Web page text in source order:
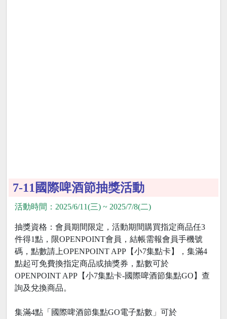
7-11國際啤酒節抽獎活動
活動時間：2025/6/11(三) ~ 2025/7/8(二)
抽獎資格：會員期間限定，活動期間購買指定商品任3
件得1點，限OPENPOINT會員，結帳需報會員手機號
碼，點數請上OPENPOINT APP【小7集點卡】，集滿4
點起可免費換指定商品或抽獎券，點數可於
OPENPOINT APP【小7集點卡-國際啤酒節集點GO】查
詢及兌換商品。
集滿4點「國際啤酒節集點GO電子點數」可於